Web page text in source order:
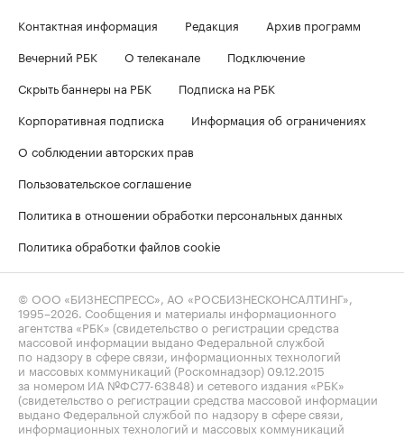
Контактная информация Редакция
Архив программ
Вечерний РБК
О телеканале
Подключение
Скрыть баннеры на РБК
Подписка на РБК
Корпоративная подписка
Информация об ограничениях
О соблюдении авторских прав
Пользовательское соглашение
Политика в отношении обработки персональных данных
Политика обработки файлов cookie
© ООО «БИЗНЕСПРЕСС», АО «РОСБИЗНЕСКОНСАЛТИНГ»,
1995–2026. Сообщения и материалы информационного
агентства «РБК» (свидетельство о регистрации средства
массовой информации выдано Федеральной службой
по надзору в сфере связи, информационных технологий
и массовых коммуникаций (Роскомнадзор) 09.12.2015
за номером ИА №ФС77-63848) и сетевого издания «РБК»
(свидетельство о регистрации средства массовой информации
выдано Федеральной службой по надзору в сфере связи,
информационных технологий и массовых коммуникаций